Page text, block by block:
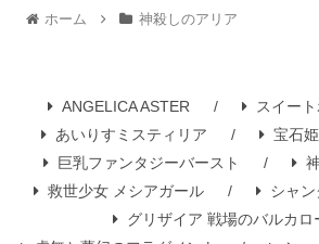
ホーム 神殺しのアリア
ANGELICA ASTER
スイー
あいりすミスティリア
宝石
巨乳ファンタジーバースト
救世少女 メシアガール
シャ
グリザイア 戦場のバルカロ